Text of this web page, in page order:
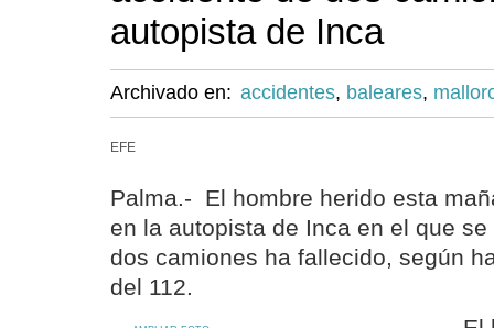
autopista de Inca
Archivado en: accidentes, baleares,
EFE
Palma.- El hombre herido esta
en la autopista de Inca en el que
dos camiones ha fallecido, según
del 112.